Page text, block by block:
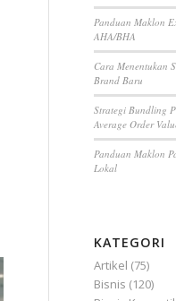
Panduan Maklon
AHA/BHA
Cara Menentukan
Brand Baru
Strategi Bundling
Average Order
Panduan Maklon
Lokal
KATEGORI
Artikel (75)
Bisnis (120)